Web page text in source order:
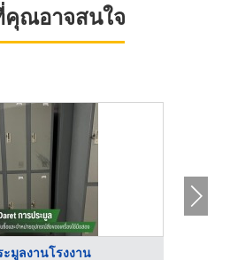
ณอาจสนใจ
มูลงานโรงงาน